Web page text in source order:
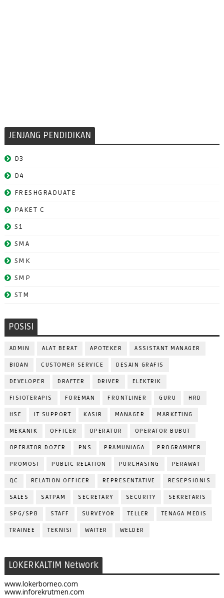
JENJANG PENDIDIKAN
D3
D4
FRESHGRADUATE
PAKET C
S1
SMA
SMK
SMP
STM
POSISI
ADMIN ALAT BERAT APOTEKER ASSISTANT MANAGER
BIDAN CUSTOMER SERVICE DESAIN GRAFIS
DEVELOPER DRAFTER DRIVER ELEKTRIK
FISIOTERAPIS FOREMAN FRONTLINER GURU HRD
HSE IT SUPPORT KASIR MANAGER MARKETING
MEKANIK OFFICER OPERATOR OPERATOR BUBUT
OPERATOR DOZER PNS PRAMUNIAGA PROGRAMMER
PROMOSI PUBLIC RELATION PURCHASING PERAWAT
QC RELATION OFFICER REPRESENTATIVE RESEPSIONIS
SALES SATPAM SECRETARY SECURITY SEKRETARIS
SPG/SPB STAFF SURVEYOR TELLER TENAGA MEDIS
TRAINEE TEKNISI WAITER WELDER
LOKERKALTIM Network
www.lokerborneo.com
www.inforekrutmen.com